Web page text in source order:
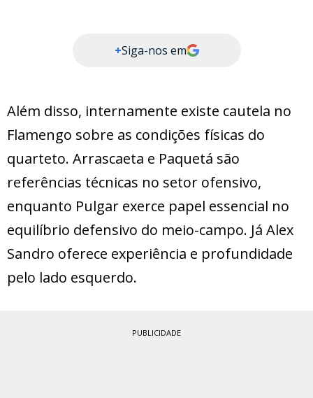
+Siga-nos em
Além disso, internamente existe cautela no
Flamengo sobre as condições físicas do
quarteto. Arrascaeta e Paquetá são
referências técnicas no setor ofensivo,
enquanto Pulgar exerce papel essencial no
equilíbrio defensivo do meio-campo. Já Alex
Sandro oferece experiência e profundidade
pelo lado esquerdo.
PUBLICIDADE